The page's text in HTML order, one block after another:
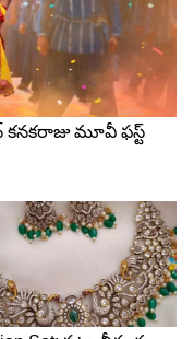
ఉన్న అత్యంత చౌక
ప్రతిరోజూ
SMSలు
కంపెనీ ఈ
అన్‌లిమిటెడ్ 5G
ఆపిల్ మ్యూజిక్
సామర్థ్యంతో